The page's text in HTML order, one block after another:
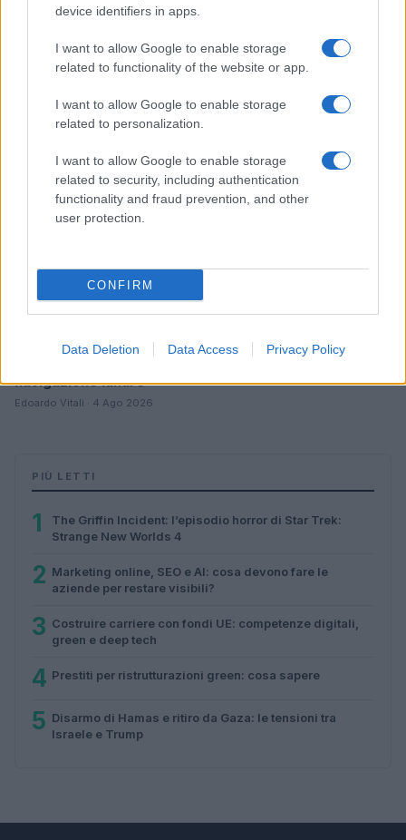
device identifiers in apps.
I want to allow Google to enable storage
related to functionality of the website or app.
I want to allow Google to enable storage
related to personalization.
I want to allow Google to enable storage
related to security, including authentication
functionality and fraud prevention, and other
user protection.
CONFIRM
Data Deletion Data Access Privacy Policy
green e deep tech
Andrea Innocenti · 5 Ago 2026
FUTURE
navigazione lunare
Edoardo Vitali · 4 Ago 2026
PIÙ LETTI
1
The Griffin Incident: l’episodio horror di Star Trek:
Strange New Worlds 4
2 Marketing online, SEO e AI: cosa devono fare le
aziende per restare visibili?
3 Costruire carriere con fondi UE: competenze digitali,
green e deep tech
4 Prestiti per ristrutturazioni green: cosa sapere
5 Disarmo di Hamas e ritiro da Gaza: le tensioni tra
Israele e Trump